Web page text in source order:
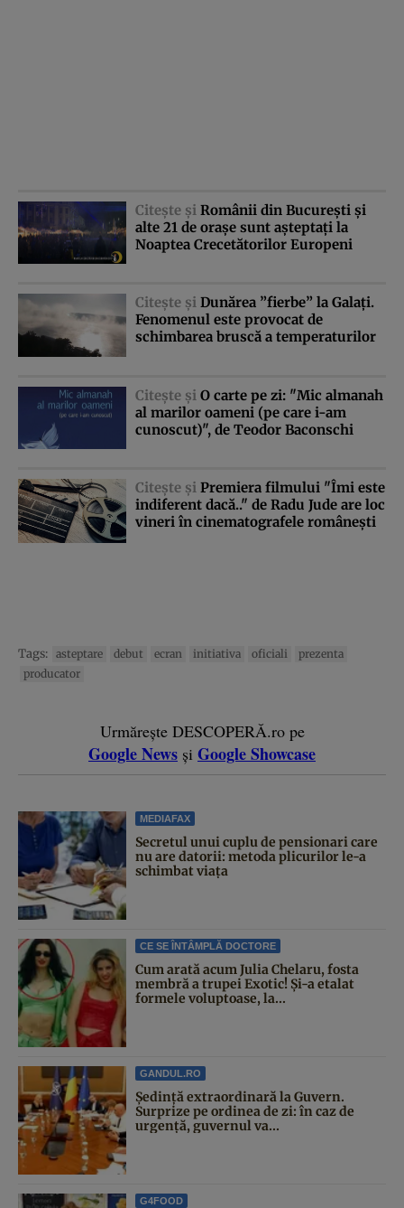
Citeşte şi Românii din Bucureşti şi
alte 21 de oraşe sunt aşteptaţi la
Noaptea Crecetătorilor Europeni
Citeşte şi Dunărea ”fierbe” la Galaţi.
Fenomenul este provocat de
schimbarea bruscă a temperaturilor
Citeşte şi O carte pe zi: "Mic almanah
al marilor oameni (pe care i-am
cunoscut)", de Teodor Baconschi
Citeşte şi Premiera filmului "Îmi este
indiferent dacă.." de Radu Jude are loc
vineri în cinematografele româneşti
Tags: asteptare debut ecran initiativa oficiali
prezenta
producator
Urmărește DESCOPERĂ.ro pe
Google News și Google Showcase
MEDIAFAX
Secretul unui cuplu de pensionari care
nu are datorii: metoda plicurilor le-a
schimbat viața
CE SE ÎNTÂMPLĂ DOCTORE
Cum arată acum Julia Chelaru, fosta
membră a trupei Exotic! Și-a etalat
formele voluptoase, la...
GANDUL.RO
Şedinţă extraordinară la Guvern.
Surprize pe ordinea de zi: în caz de
urgență, guvernul va...
G4FOOD